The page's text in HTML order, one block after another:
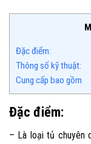
Đặc điểm:
Thông số kỹ thuật:
Cung cấp bao gồm
Đặc điểm:
– Là loại tủ chuyên